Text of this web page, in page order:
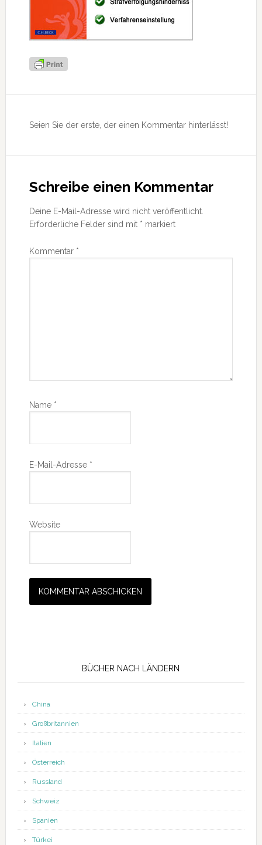
Interaktionen
Seien Sie der erste, der einen Kommentar hinterlässt!
Schreibe einen Kommentar
Deine E-Mail-Adresse wird nicht veröffentlicht.
Erforderliche Felder sind mit * markiert
Kommentar *
Name *
E-Mail-Adresse *
Website
BÜCHER NACH LÄNDERN
China
Großbritannien
Italien
Österreich
Russland
Schweiz
Spanien
Türkei